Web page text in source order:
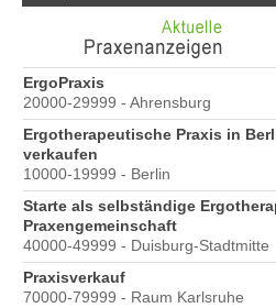
ErgoPraxis
20000-29999 - Ahrensburg
Ergotherapeutische Praxis in
verkaufen
10000-19999 - Berlin
Starte als selbständige
Praxengemeinschaft
40000-49999 - Duisburg-Stadtmitte
Praxisverkauf
70000-79999 - Raum Karlsruhe